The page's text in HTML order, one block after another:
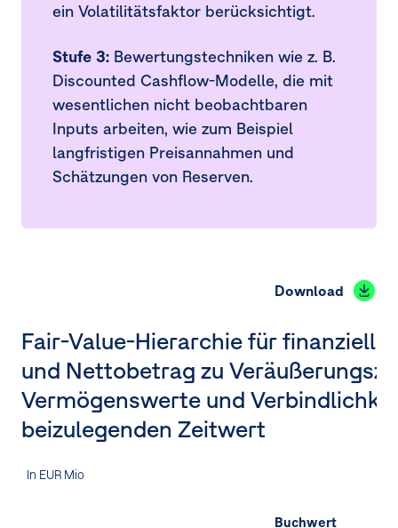
Risikomanagement
Fair-Value-Hierarchie
Saldierung von finanziellen Vermögenswerten und
finanziellen Verbindlichkeiten
Ergebnis aus Finanzinstrumenten
Anteilsbasierte Vergütungen
34.
37. Direkte und indirekte Beteiligungen der OMV
Aktiengesellschaft
ein Volatilitätsfaktor berücksichtigt.
Stufe 3: Bewertungstechniken wie z. B.
Discounted Cashflow-Modelle, die mit
wesentlichen nicht beobachtbaren
Inputs arbeiten, wie zum Beispiel
langfristigen Preisannahmen und
Schätzungen von Reserven.
Download
Fair-Value-Hierarchie für
und Nettobetrag zu
Vermögenswerte und
beizulegenden Zeitwert
In EUR Mio
Buchwert